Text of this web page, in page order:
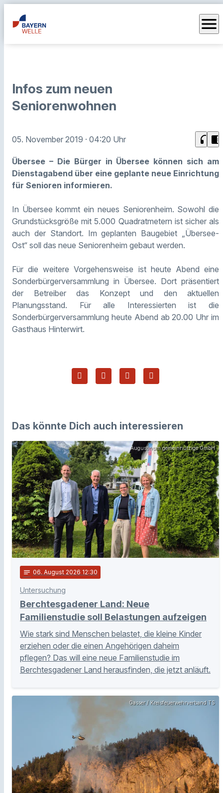
menu
Infos zum neuen
Seniorenwohnen
05. November 2019 · 04:20 Uhr headphones chrome_reader_mode
Übersee – Die Bürger in Übersee können sich am
Dienstagabend über eine geplante neue Einrichtung
für Senioren informieren.
In Übersee kommt ein neues Seniorenheim. Sowohl die
Grundstücksgröße mit 5.000 Quadratmetern ist sicher als
auch der Standort. Im geplanten Baugebiet „Übersee-
Ost“ soll das neue Seniorenheim gebaut werden.
Für die weitere Vorgehensweise ist heute Abend eine
Sonderbürgerversammlung in Übersee. Dort präsentiert
der Betreiber das Konzept und den aktuellen
Planungsstand. Für alle Interessierten ist die
Sonderbürgerversammlung heute Abend ab 20.00 Uhr im
Gasthaus Hinterwirt.
Das könnte Dich auch interessieren
Augustinum gemeinnützige GmbH
notes 06. August 2026 12:30
Untersuchung
Berchtesgadener Land: Neue
Familienstudie soll Belastungen aufzeigen
Wie stark sind Menschen belastet, die kleine Kinder
erziehen oder die einen Angehörigen daheim
pflegen? Das will eine neue Familienstudie im
Berchtesgadener Land herausfinden, die jetzt anläuft.
Gasser / Kreisfeuerwehrverband TS